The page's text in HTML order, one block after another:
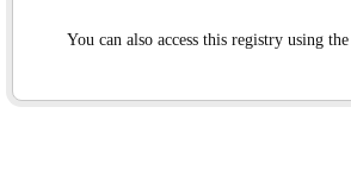
You can also access this registry using the